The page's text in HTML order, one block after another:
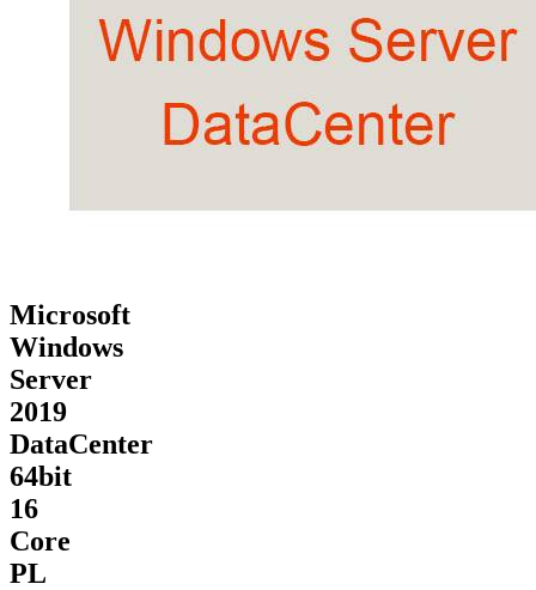
Microsoft
Windows
Server
2019
DataCenter
64bit
16
Core
PL